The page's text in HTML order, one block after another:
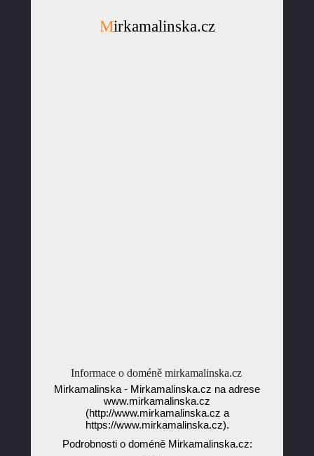
Mirkamalinska.cz
Informace o doméně mirkamalinska.cz
Mirkamalinska - Mirkamalinska.cz na adrese
www.mirkamalinska.cz
(http://www.mirkamalinska.cz a
https://www.mirkamalinska.cz).
Podrobnosti o doméně Mirkamalinska.cz: